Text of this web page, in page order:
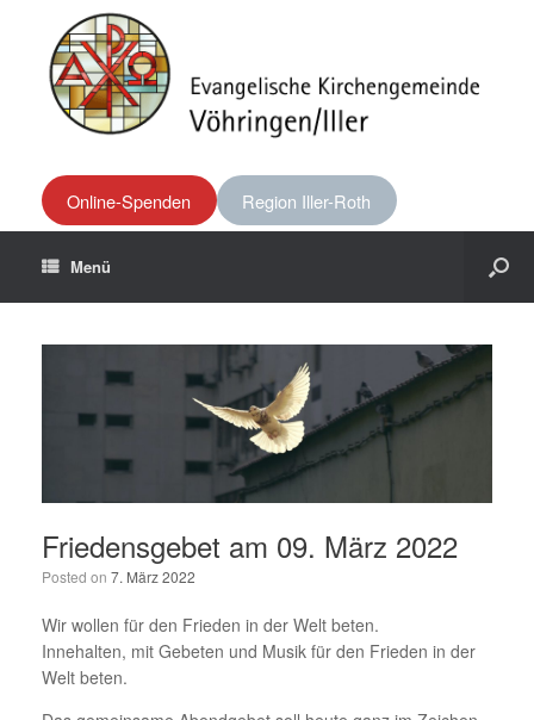
Online-Spenden Region Iller-Roth
Menü
Friedensgebet am 09. März 2022
Posted on 7. März 2022
Wir wollen für den Frieden in der Welt beten.
Innehalten, mit Gebeten und Musik für den Frieden in der
Welt beten.